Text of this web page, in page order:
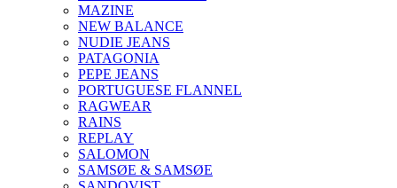
MAZINE
NEW BALANCE
NUDIE JEANS
PATAGONIA
PEPE JEANS
PORTUGUESE FLANNEL
RAGWEAR
RAINS
REPLAY
SALOMON
SAMSØE & SAMSØE